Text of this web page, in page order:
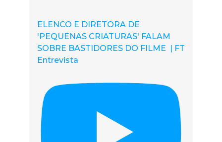
ELENCO E DIRETORA DE
'PEQUENAS CRIATURAS' FALAM
SOBRE BASTIDORES DO FILME | FT
Entrevista